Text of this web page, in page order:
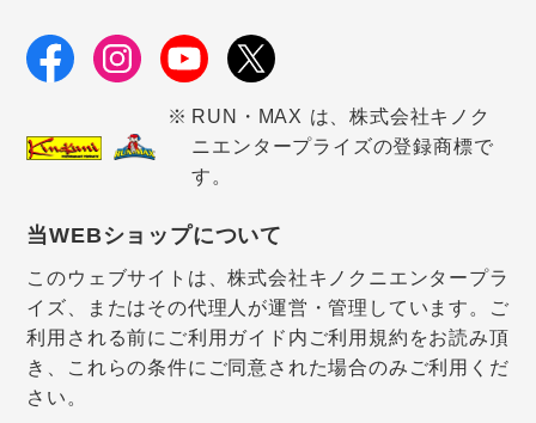
RUN・MAX は、株式会社キノク
ニエンタープライズの登録商標で
す。
当WEBショップについて
このウェブサイトは、株式会社キノクニエンタープラ
イズ、またはその代理人が運営・管理しています。ご
利用される前にご利用ガイド内ご利用規約をお読み頂
き、これらの条件にご同意された場合のみご利用くだ
さい。